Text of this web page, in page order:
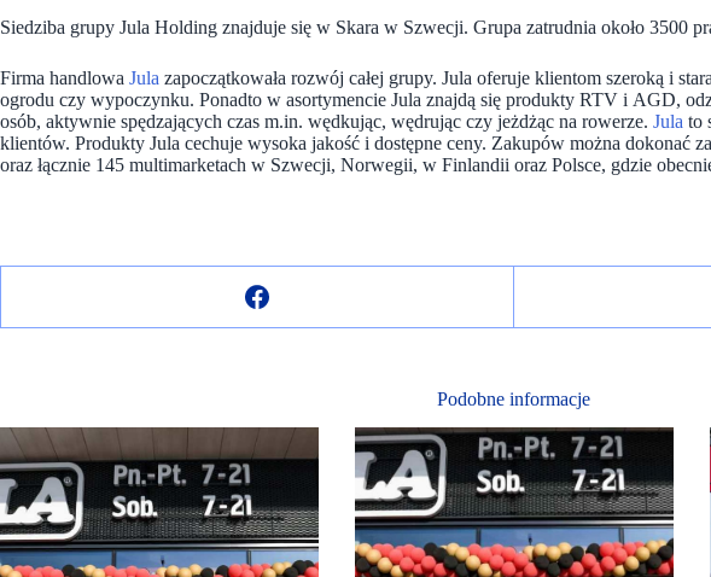
Siedziba grupy Jula Holding znajduje się w Skara w Szwecji. Grupa zatrudnia około 3500
Firma handlowa Jula zapoczątkowała rozwój całej grupy. Jula oferuje klientom szeroką i
ogrodu czy wypoczynku. Ponadto w asortymencie Jula znajdą się produkty RTV i AGD,
osób, aktywnie spędzających czas m.in. wędkując, wędrując czy jeżdżąc na rowerze. Jula to
klientów. Produkty Jula cechuje wysoka jakość i dostępne ceny. Zakupów można dokonać
oraz łącznie 145 multimarketach w Szwecji, Norwegii, w Finlandii oraz Polsce, gdzie
Podobne informacje